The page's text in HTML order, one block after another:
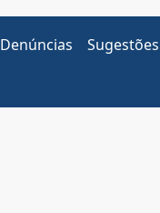
Denúncias